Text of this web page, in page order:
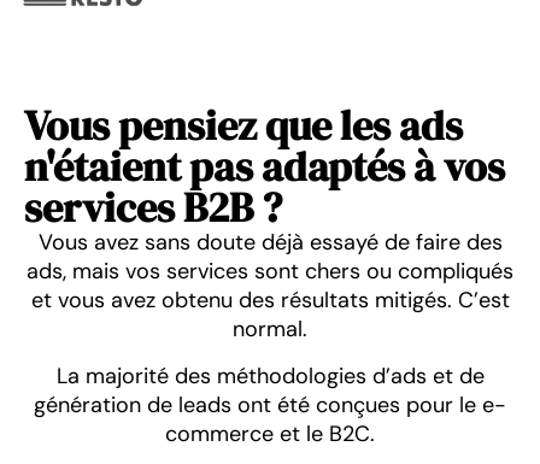
Vous pensiez que les ads
n'étaient pas adaptés à vos
services B2B ?
Vous avez sans doute déjà essayé de faire des
ads, mais vos services sont chers ou compliqués
et vous avez obtenu des résultats mitigés. C’est
normal.
La majorité des méthodologies d’ads et de
génération de leads ont été conçues pour le e-
commerce et le B2C.